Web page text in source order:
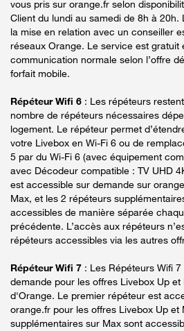
vous pris sur orange.fr selon
Client du lundi au samedi de 8h à 20h.
la mise en relation avec un conseiller
réseaux Orange. Le service est gratuit
communication normale selon l’offre
forfait mobile.
Répéteur Wifi 6 : Les répéteurs
nombre de répéteurs nécessaires
logement. Le répéteur permet
votre Livebox en Wi-Fi 6 ou de
5 par du Wi-Fi 6 (avec équipement
avec Décodeur compatible : TV UHD
est accessible sur demande sur
Max, et les 2 répéteurs
accessibles de manière séparée
précédente. L’accès aux répéteurs
répéteurs accessibles via les autres
Répéteur Wifi 7 : Les Répéteurs Wifi
demande pour les offres Livebox Up
d'Orange. Le premier répéteur est
orange.fr pour les offres Livebox Up et
supplémentaires sur Max sont